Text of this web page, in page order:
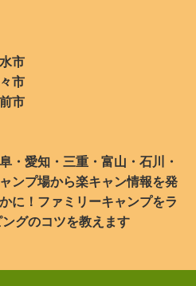
市
市
市
・愛知・三重・富山・石川・
ンプ場から楽キャン情報を発
に！ファミリーキャンプをラ
グのコツを教えます